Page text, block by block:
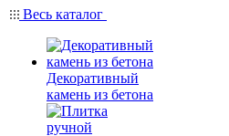
Весь каталог
Декоративный
камень из бетона